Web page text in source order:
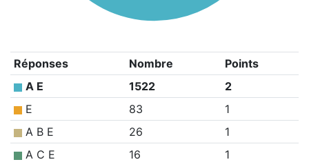
Réponses Nombre
Points
A E
1522
2
E
83
1
A B E
26
1
A C E
16
1